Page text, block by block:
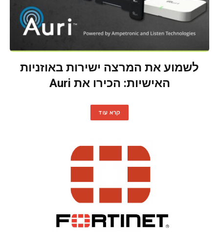
לשמוע את המרצה ישירות באוזניות
האישיות: הכירו את Auri
קרא עוד